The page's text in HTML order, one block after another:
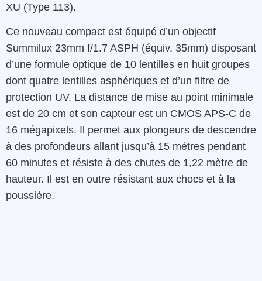
XU (Type 113).
Ce nouveau compact est équipé d’un objectif
Summilux 23mm f/1.7 ASPH (équiv. 35mm) disposant
d’une formule optique de 10 lentilles en huit groupes
dont quatre lentilles asphériques et d’un filtre de
protection UV. La distance de mise au point minimale
est de 20 cm et son capteur est un CMOS APS-C de
16 mégapixels. Il permet aux plongeurs de descendre
à des profondeurs allant jusqu’à 15 mètres pendant
60 minutes et résiste à des chutes de 1,22 mètre de
hauteur. Il est en outre résistant aux chocs et à la
poussière.